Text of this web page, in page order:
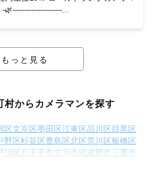
-🌿---------------------...
もっと見る
村からカメラマンを探す
区文京区墨田区江東区品川区目黒区
野区杉並区豊島区北区荒川区板橋区
川区八王子市立川市武蔵野市三鷹市